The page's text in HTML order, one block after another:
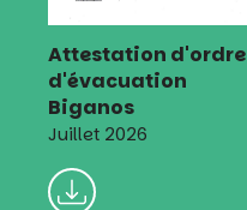
Attestation d'ordre
d'évacuation
Biganos
Juillet 2026